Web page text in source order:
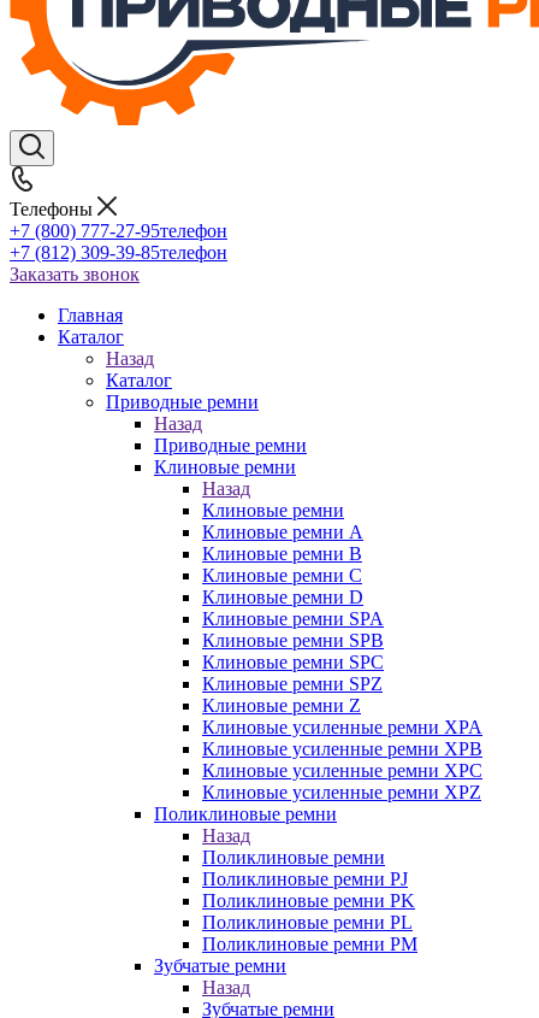
Телефоны
+7 (800) 777-27-95телефон
+7 (812) 309-39-85телефон
Заказать звонок
Главная
Каталог
Назад
Каталог
Приводные ремни
Назад
Приводные ремни
Клиновые ремни
Назад
Клиновые ремни
Клиновые ремни A
Клиновые ремни B
Клиновые ремни C
Клиновые ремни D
Клиновые ремни SPA
Клиновые ремни SPB
Клиновые ремни SPC
Клиновые ремни SPZ
Клиновые ремни Z
Клиновые усиленные ремни XPA
Клиновые усиленные ремни XPB
Клиновые усиленные ремни XPC
Клиновые усиленные ремни XPZ
Поликлиновые ремни
Назад
Поликлиновые ремни
Поликлиновые ремни PJ
Поликлиновые ремни PK
Поликлиновые ремни PL
Поликлиновые ремни PM
Зубчатые ремни
Назад
Зубчатые ремни